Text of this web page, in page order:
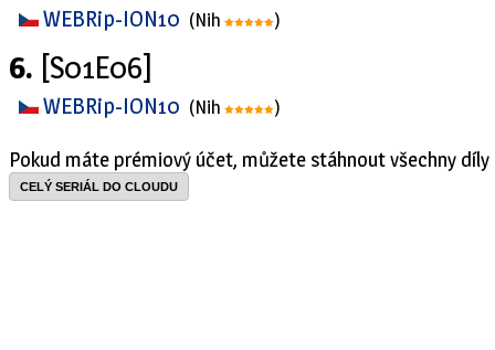
WEBRip-ION10 (Nih )
6. [S01E06]
WEBRip-ION10 (Nih )
Pokud máte prémiový účet, můžete stáhnout všechny díly
CELÝ SERIÁL DO CLOUDU